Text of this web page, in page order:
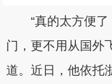
“真的太方便了
门，更不用从国外
道。近日，他依托